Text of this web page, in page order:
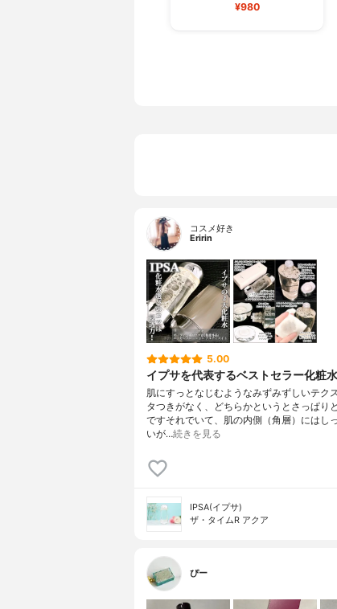
¥980
コスメ好き
Eririn
5.00
イプサを代表するベストセラー化粧水
肌にすっとなじむようなみずみずしいテク
タつきがなく、どちらかというとさっぱり
ですそれでいて、肌の内側（角層）にはし
いが…続きを見る
IPSA(イプサ)
ザ・タイムR アクア
ぴー